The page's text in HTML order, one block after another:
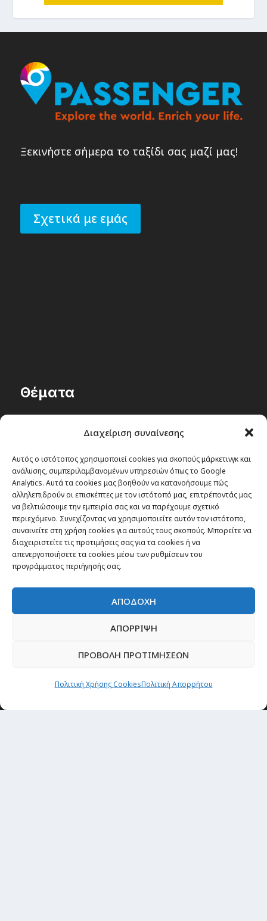
Διαχείριση συναίνεσης
Αυτός ο ιστότοπος χρησιμοποιεί cookies για σκοπούς μάρκετινγκ και
ανάλυσης, συμπεριλαμβανομένων υπηρεσιών όπως το Google
Analytics. Αυτά τα cookies μας βοηθούν να κατανοήσουμε πώς
αλληλεπιδρούν οι επισκέπτες με τον ιστότοπό μας, επιτρέποντάς μας
να βελτιώσουμε την εμπειρία σας και να παρέχουμε σχετικό
περιεχόμενο. Συνεχίζοντας να χρησιμοποιείτε αυτόν τον ιστότοπο,
συναινείτε στη χρήση cookies για αυτούς τους σκοπούς. Μπορείτε να
διαχειριστείτε τις προτιμήσεις σας για τα cookies ή να
απενεργοποιήσετε τα cookies μέσω των ρυθμίσεων του
προγράμματος περιήγησής σας.
ΑΠΟΔΟΧΗ
ΑΠΟΡΡΙΨΗ
ΠΡΟΒΟΛΗ ΠΡΟΤΙΜΗΣΕΩΝ
Πολιτική Χρήσης CookiesΠολιτική Απορρήτου
Ξεκινήστε σήμερα το ταξίδι σας μαζί μας!
Σχετικά με εμάς
Θέματα
Passenger στον κόσμο
TRAVEL NEWS
Οργάνωσε το ταξίδι σου
CITY and CULTURE
Newsletter
“H μόνη επένδυση από την οποία δεν έχεις